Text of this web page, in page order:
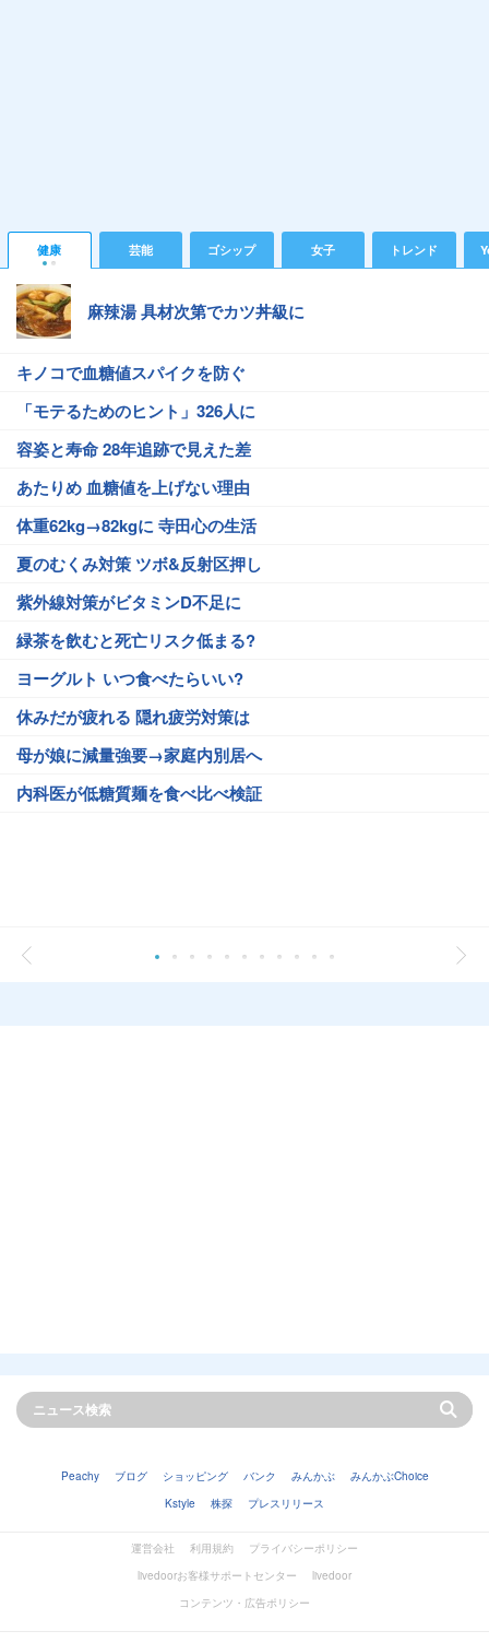
健康 芸能 ゴシップ 女子 トレンド
麻辣湯 具材次第でカツ丼級に
キノコで血糖値スパイクを防ぐ
「モテるためのヒント」326人に
容姿と寿命 28年追跡で見えた差
あたりめ 血糖値を上げない理由
体重62kg→82kgに 寺田心の生活
夏のむくみ対策 ツボ&反射区押し
紫外線対策がビタミンD不足に
緑茶を飲むと死亡リスク低まる?
ヨーグルト いつ食べたらいい?
休みだが疲れる 隠れ疲労対策は
母が娘に減量強要→家庭内別居へ
内科医が低糖質麺を食べ比べ検証
Peachy ブログ ショッピング バンク みんかぶ
みんかぶChoice
Kstyle
株探 プレスリリース
運営会社 利用規約
プライバシーポリシー
livedoorお客様サポートセンター
livedoor
コンテンツ・広告ポリシー